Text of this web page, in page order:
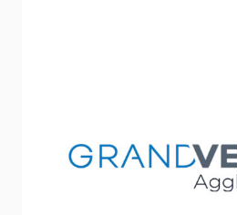
Communauté